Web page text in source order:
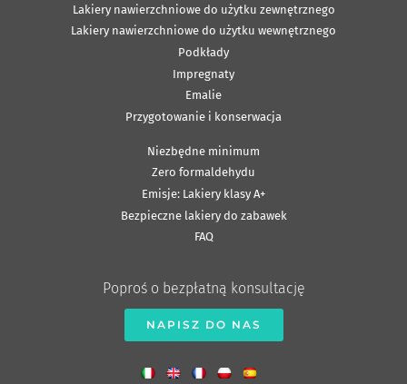
Lakiery nawierzchniowe do użytku zewnętrznego
Lakiery nawierzchniowe do użytku wewnętrznego
Podkłady
Impregnaty
Emalie
Przygotowanie i konserwacja
Niezbędne minimum
Zero formaldehydu
Emisje: Lakiery klasy A+
Bezpieczne lakiery do zabawek
FAQ
Poproś o bezpłatną konsultację
NAPISZ DO NAS